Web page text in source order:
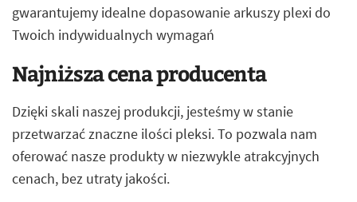
gwarantujemy idealne dopasowanie arkuszy plexi do
Twoich indywidualnych wymagań
Najniższa cena producenta
Dzięki skali naszej produkcji, jesteśmy w stanie
przetwarzać znaczne ilości pleksi. To pozwala nam
oferować nasze produkty w niezwykle atrakcyjnych
cenach, bez utraty jakości.